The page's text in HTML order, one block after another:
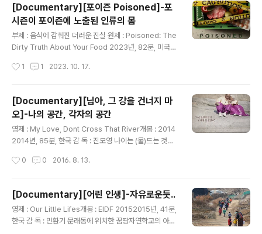
[Documentary][포이즌 Poisoned]-포
시즌이 포이즌에 노출된 인류의 몸
부제 : 음식에 감춰진 더러운 진실 원제 : Poisoned: The
Dirty Truth About Your Food 2023년, 82분, 미국
스가 영화보는 형태를 여러모로 바꾸고 있겠지만, 나는 넷
늘 어쩌다 얻어걸린 이런 영화들을 만날 때 같이... 미국의
식품 산업의 이중성이나 미국 정계의 부도덕성.. 화려하지
만 뭔가 불쌍해 보이는 미국 사람들 같은 걸 느낄 수 있는
영화 였는데.. 살짝 농사 경험이 있고 다양한 농부와 농업
현장을 엿본 나로서는 이것이 꼭 미국같은 큰 나라의 이야
과정에서 어떤 식품이 어떤 과정 안에서..
1 1 2023. 10. 17.
[Documentary][님아, 그 강을 건너지 마
오]-나의 공간, 각자의 공간
영제 : My Love, Dont Cross That River개봉 : 2014
2014년, 85분, 한국 감 독 : 진모영 나이는 (물)드는 것이
통해 받아들이는 것.일생의 인연. 그것 과의 이별 그 이별의
공평하듯이 모두에게 참으로 잔인한 것이다. 영화가 나온
지 좀 되었고, 개봉당시 이슈가 되었던 작품이었으나 조금
늦게 보게 되었다.역시 사람들의 입과 입으로 통해서 회자
되는 것들에게는 보편적인 정서와 절대 변화 할 수 없는 진
0 0 2016. 8. 13.
[Documentary][어린 인생]-자유로운듯..
영제 : Our Little Lifes개봉 : EIDF 20152015년, 41분,
한국 감 독 : 민환기 문래동에 위치한 꿈땅자연학교의 아이